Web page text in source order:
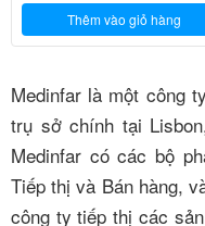
Thêm vào giỏ hàng
Medinfar là một công
trụ sở chính tại
Medinfar có các bộ
Tiếp thị và Bán hàng,
công ty tiếp thị các